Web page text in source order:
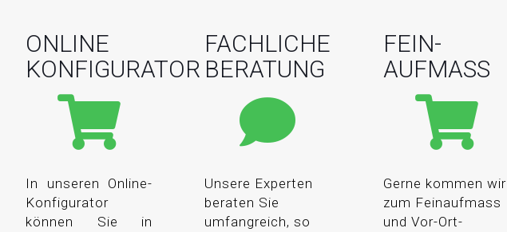
ONLINE
KONFIGURATOR
In unseren Online-
Konfigurator
können Sie in
FACHLICHE
BERATUNG
Unsere Experten
beraten Sie
umfangreich, so
FEIN-
AUFMASS
Gerne kommen wir
zum Feinaufmass
und Vor-Ort-